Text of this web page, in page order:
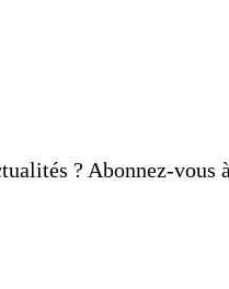
? Abonnez-vous à